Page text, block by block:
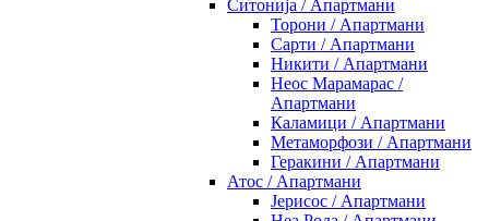
Ситонија / Апартмани
Торони / Апартмани
Сарти / Апартмани
Никити / Апартмани
Неос Марамарас /
Апартмани
Каламици / Апартмани
Метаморфози / Апартмани
Геракини / Апартмани
Атос / Апартмани
Јерисос / Апартмани